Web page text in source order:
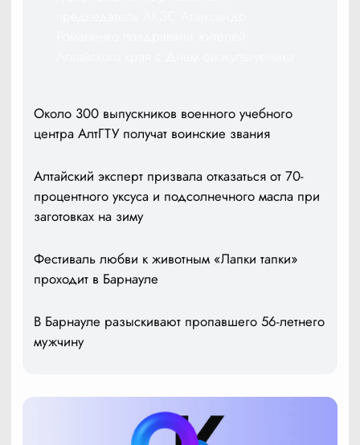
Около 300 выпускников военного учебного
центра АлтГТУ получат воинские звания
Алтайский эксперт призвала отказаться от 70-
процентного уксуса и подсолнечного масла при
заготовках на зиму
Фестиваль любви к животным «Лапки тапки»
проходит в Барнауле
В Барнауле разыскивают пропавшего 56-летнего
мужчину